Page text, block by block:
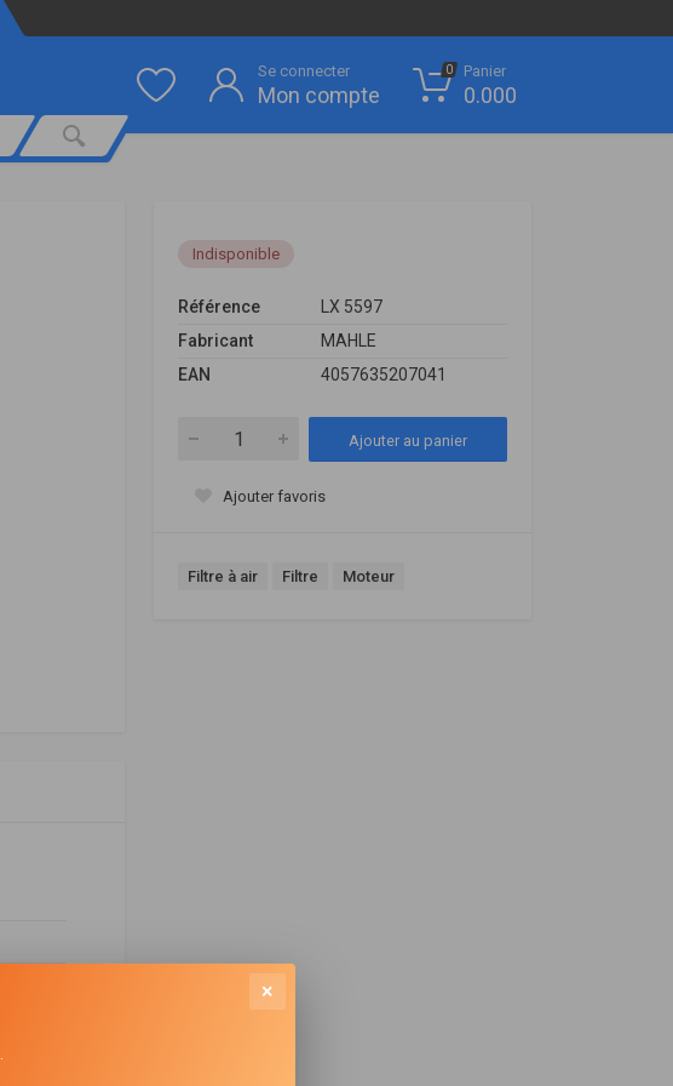
Se connecter
Mon compte
0 Panier
0.000
Indisponible
Référence
LX 5597
Fabricant
MAHLE
EAN
4057635207041
Ajouter au panier
Ajouter favoris
Filtre à air Filtre Moteur
×